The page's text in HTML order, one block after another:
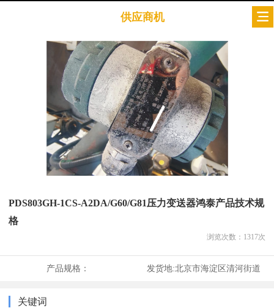
供应商机
PDS803GH-1CS-A2DA/G60/G81压力变送器鸿泰产品技术规
格
浏览次数： 1317次
产品规格： 发货地:北京市海淀区清河街道
关键词